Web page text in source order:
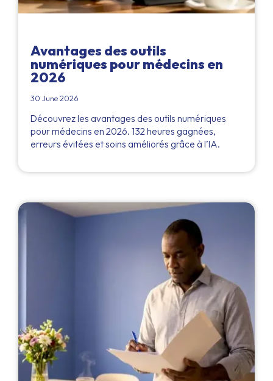
Avantages des outils
numériques pour médecins en
2026
30 June 2026
Découvrez les avantages des outils numériques
pour médecins en 2026. 132 heures gagnées,
erreurs évitées et soins améliorés grâce à l’IA.